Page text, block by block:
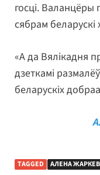
госці. Валанцёры
сябрам беларускі
«А да Вялікадня
дзеткамі
беларускіх
TAGGED АЛЕНА